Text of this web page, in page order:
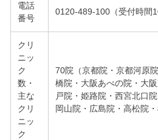
電話
番号
0120-489-100（受付時間
クリ
ニッ
ク
数・
主な
クリ
ニッ
ク
70院（京都院・京都河原
橋院・大阪あべの院・大
戸院・姫路院・西宮北口
岡山院・広島院・高松院・